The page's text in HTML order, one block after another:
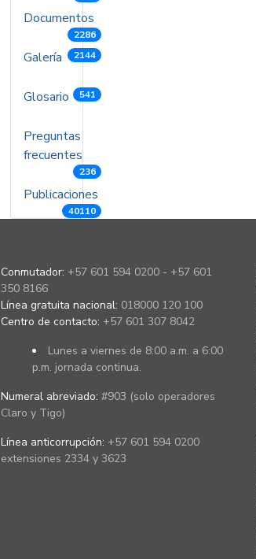
Documentos
2286
Galería 2144
Glosario 541
Preguntas
frecuentes
236
Publicaciones
40110
Conmutador: +57 601 594 0200 - +57 601
350 8166
Línea gratuita nacional: 018000 120 100
Centro de contacto: +57 601 307 8042
Lunes a viernes de 8:00 a.m. a 6:00
p.m. jornada continua.
Numeral abreviado: #903 (solo operadores
Claro y Tigo)
Línea anticorrupción: +57 601 594 0200
extensiones 2334 y 3623